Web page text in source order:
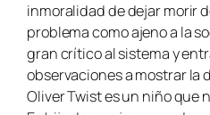
inmoralidad de dejar morir
problema como ajeno a la
gran crítico al sistema y
observaciones a mostrar la
Oliver Twist es un niño que